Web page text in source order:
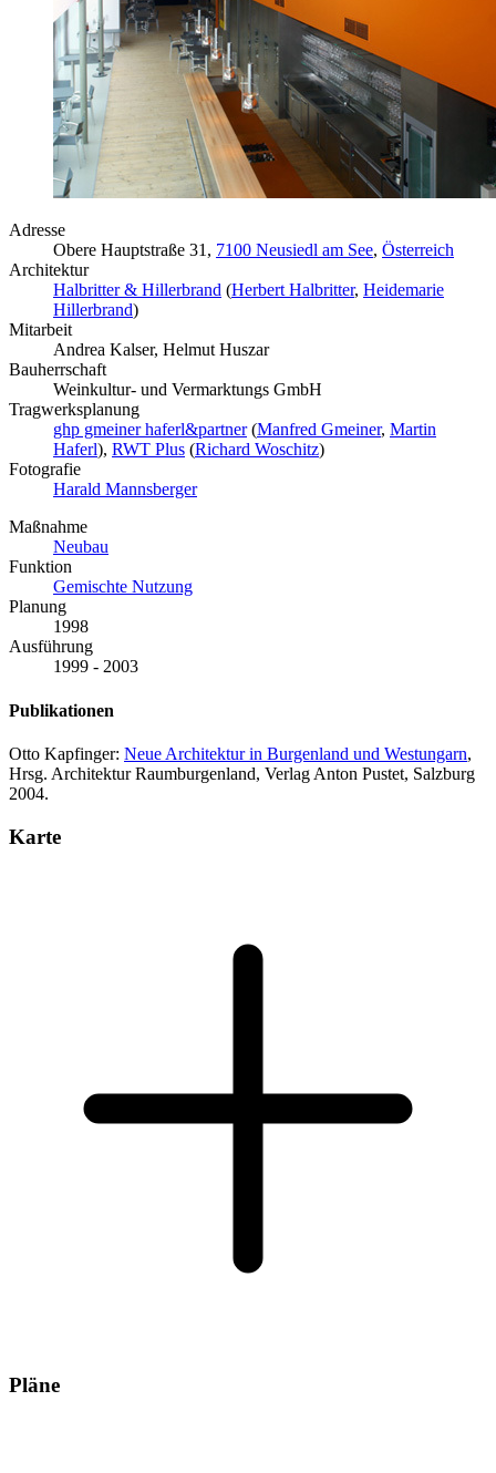
Adresse
Obere Hauptstraße 31, 7100 Neusiedl am See, Österreich
Architektur
Halbritter & Hillerbrand (Herbert Halbritter, Heidemarie
Hillerbrand)
Mitarbeit
Andrea Kalser, Helmut Huszar
Bauherrschaft
Weinkultur- und Vermarktungs GmbH
Tragwerksplanung
ghp gmeiner haferl&partner(Manfred Gmeiner, Martin
Haferl), RWT Plus (Richard Woschitz)
Fotografie
Harald Mannsberger
Maßnahme
Neubau
Funktion
Gemischte Nutzung
Planung
1998
Ausführung
1999 - 2003
Publikationen
Otto Kapfinger: Neue Architektur in Burgenland und Westungarn,
Hrsg. Architektur Raumburgenland, Verlag Anton Pustet, Salzburg
2004.
Karte
Pläne